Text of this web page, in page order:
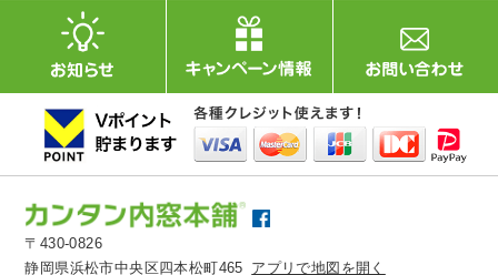
〒430-0826
静岡県浜松市中央区四本松町465 アプリで地図を開く